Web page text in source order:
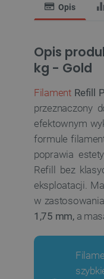
Opis
Opis
kg - Gold
Filament Refill
przeznaczony
efektownym
formule
poprawia
Refill bez
eksploatacji.
w
1,75 mm, a